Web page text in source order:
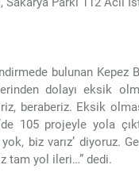
bulunan
dolayı eksik
beraberiz. Eksik
105 projeyle yola
yok, biz varız’
tam yol ileri…” dedi.